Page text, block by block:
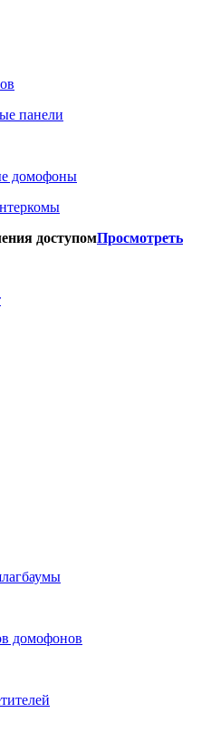
панели
домофоны
доступомПросмотреть
домофонов